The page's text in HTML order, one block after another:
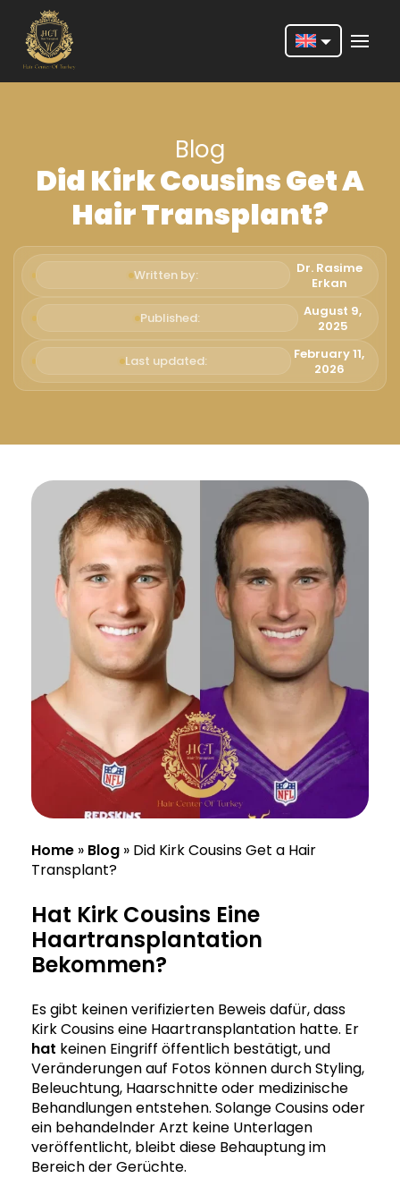
Deutsch
Português
Español
Türkçe
Italiano
Română
Svenska
Blog
Did Kirk Cousins Get A
Hair Transplant?
Written by:
Dr. Rasime
Erkan
Published:
August 9,
2025
Last updated:
February 11,
2026
Home » Blog » Did Kirk Cousins Get a Hair
Transplant?
Hat Kirk Cousins Eine
Haartransplantation
Bekommen?
Es gibt keinen verifizierten Beweis dafür, dass
Kirk Cousins eine Haartransplantation hatte. Er
hat keinen Eingriff öffentlich bestätigt, und
Veränderungen auf Fotos können durch Styling,
Beleuchtung, Haarschnitte oder medizinische
Behandlungen entstehen. Solange Cousins oder
ein behandelnder Arzt keine Unterlagen
veröffentlicht, bleibt diese Behauptung im
Bereich der Gerüchte.